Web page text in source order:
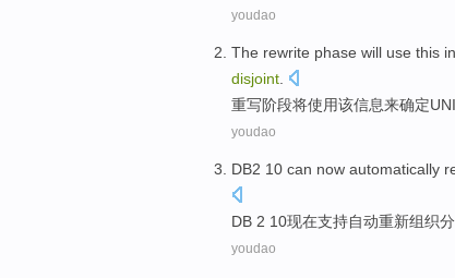
youdao
The rewrite phase will use this
disjoint
重写阶段将使用该信息来确定
youdao
DB2 10 can now automatically
DB 2 10现在支持自动重新组织
youdao